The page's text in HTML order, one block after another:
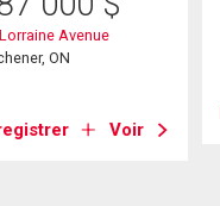
Avenue
ON
Voir